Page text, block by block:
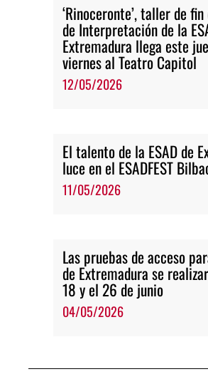
‘Rinoceronte’, taller de
de Interpretación de la
Extremadura llega este
viernes al Teatro Capitol
12/05/2026
El talento de la ESAD de
luce en el ESADFEST
11/05/2026
Las pruebas de acceso
de Extremadura se
18 y el 26 de junio
04/05/2026